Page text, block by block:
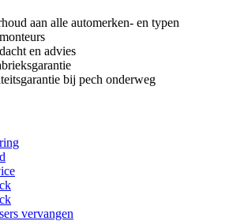
aan alle automerken- en typen
en advies
bij pech onderweg
vervangen